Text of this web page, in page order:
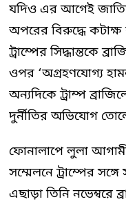
যদিও এর আগেই
অপরের বিরুদ্ধে কটাক্ষ
ট্রাম্পের সিদ্ধান্তকে
ওপর ‘অগ্রহণযোগ্য
অন্যদিকে ট্রাম্প
দুর্নীতির অভিযোগ
ফোনালাপে লুলা
সম্মেলনে ট্রাম্পের
এছাড়া তিনি নভেম্বরে